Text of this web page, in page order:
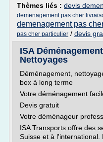
Thèmes liés : devis
demenagement pas cher
demenagement pas
pas cher particulier / devis
ISA
Nettoyages
Déménagement,
box à long terme
Votre déménagement
Devis gratuit
Votre déménageur
ISA Transports offre des
Suisse et à